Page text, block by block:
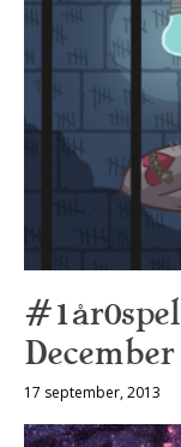
December
17 september, 2013